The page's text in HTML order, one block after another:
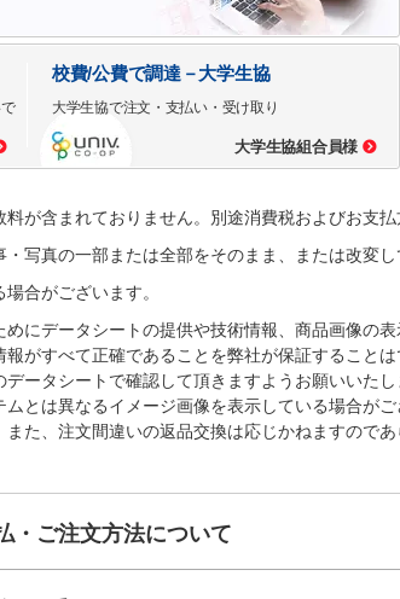
校費/公費で調達－大学生協
大学生協で注文・支払い・受け取り
大学生協組合員様
が含まれておりません。別途消費税およびお支払
写真の一部または全部をそのまま、または改変し
合がございます。
にデータシートの提供や技術情報、商品画像の表
がすべて正確であることを弊社が保証することは
ータシートで確認して頂きますようお願いいたし
とは異なるイメージ画像を表示している場合がご
た、注文間違いの返品交換は応じかねますのであ
・ご注文方法について